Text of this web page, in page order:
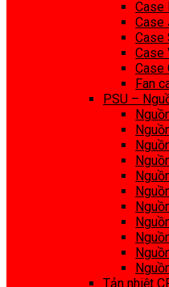
Case
Case
Case
Case
Case
Fan
PSU –
Tản nhiệt